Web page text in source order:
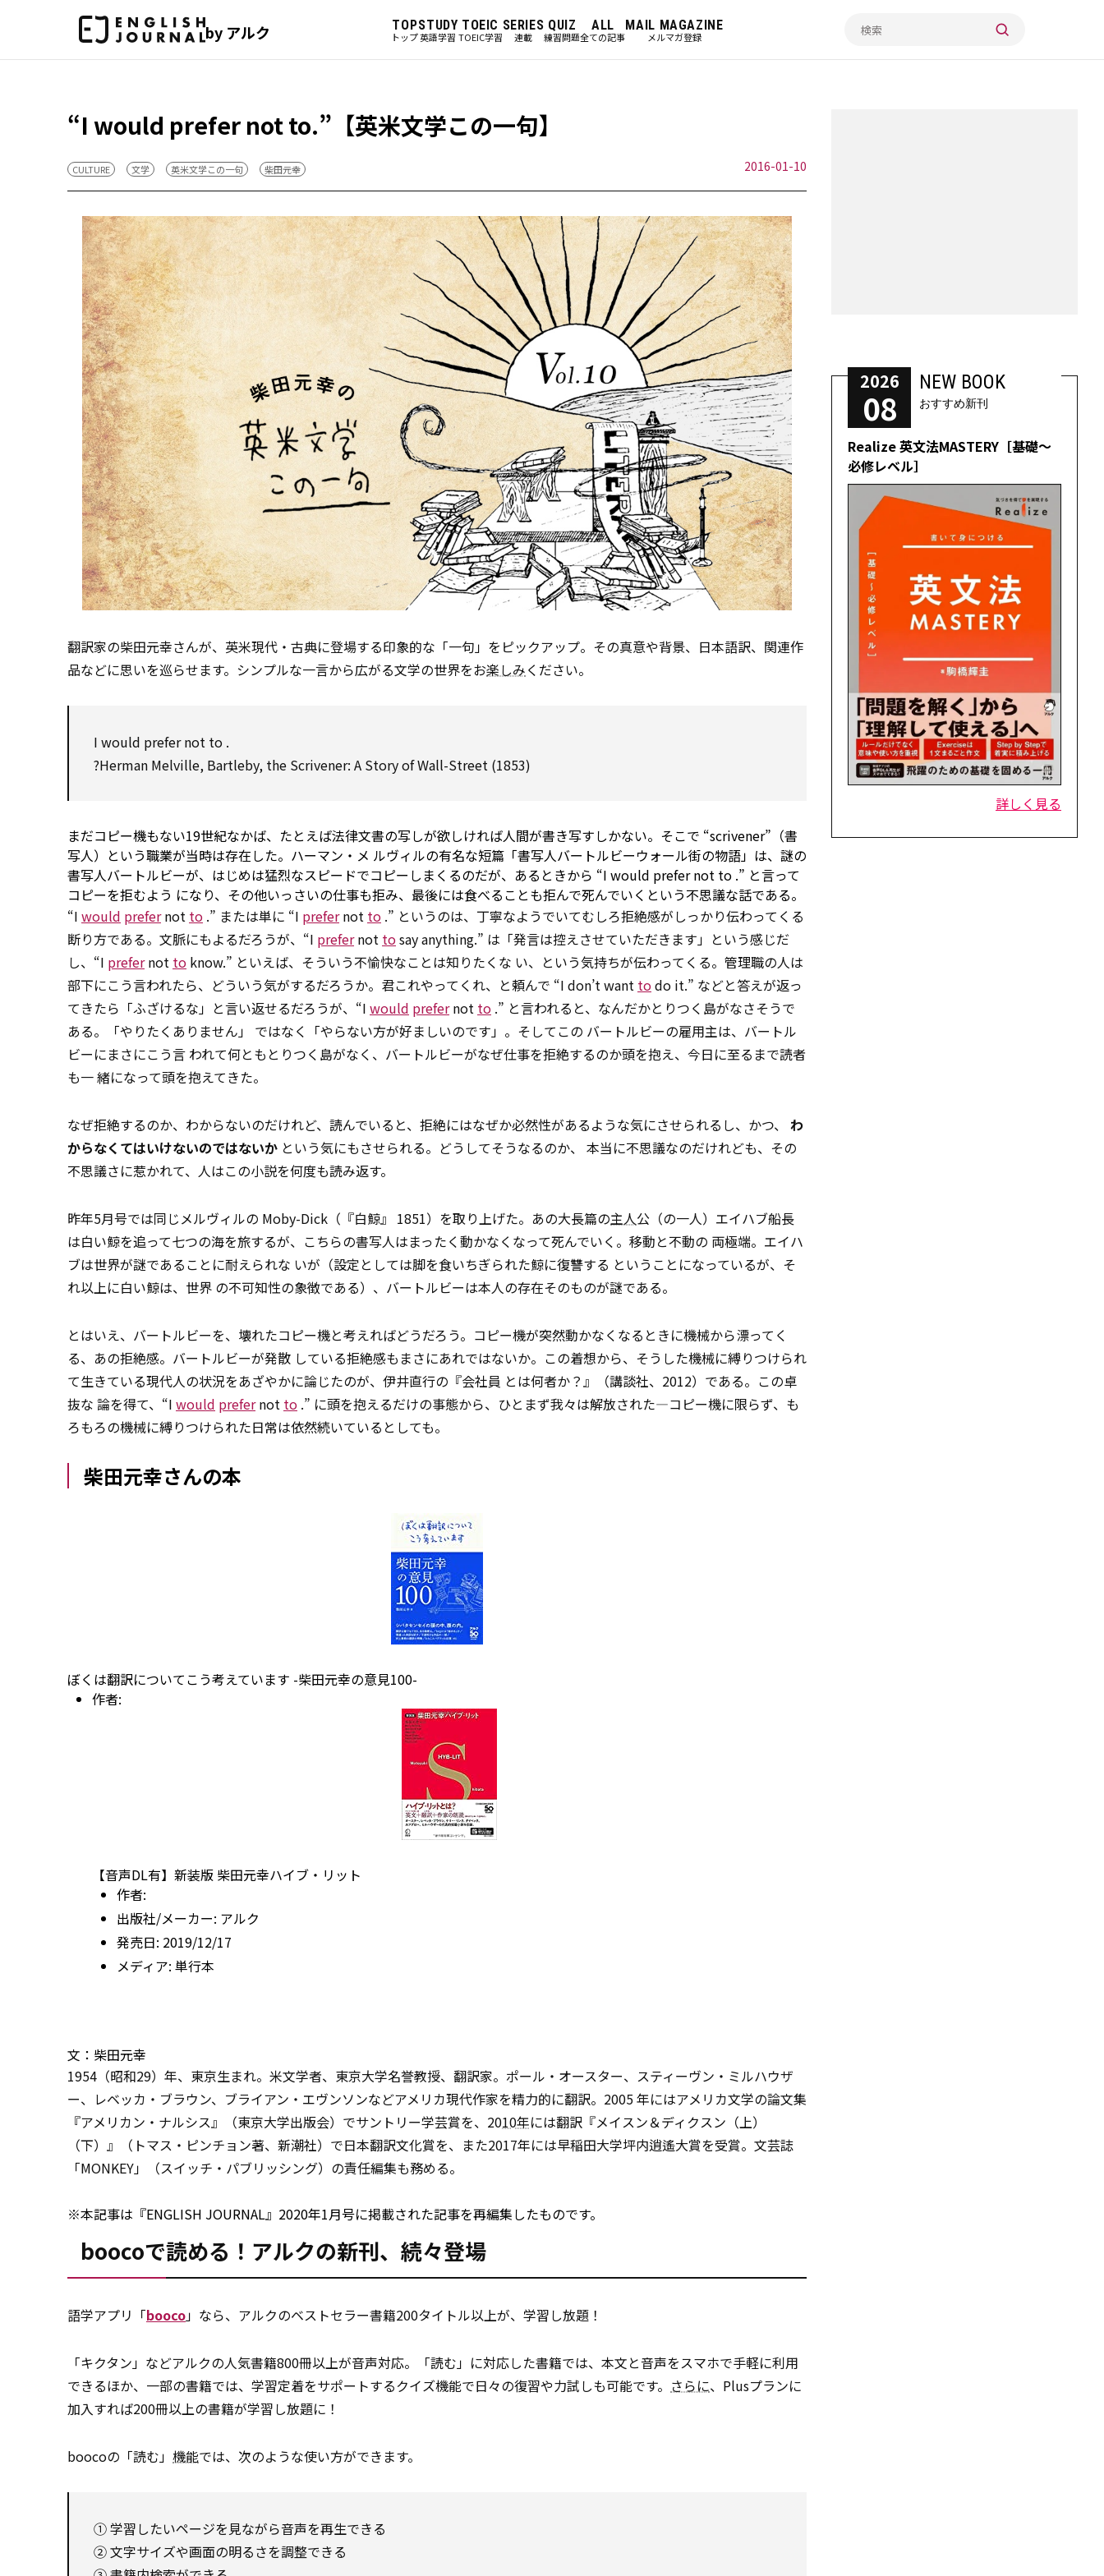
by アルク TOP
トップ
STUDY
英語学習
TOEIC
TOEIC学習
SERIES
連載
QUIZ
練習問題
ALL
全ての記事
MAIL MAGAZINE
メルマガ登録
“I would prefer not to.”【英米文学この一句】
CULTURE 文学 英米文学この一句 柴田元幸 2016-01-10
翻訳家の柴田元幸さんが、英米現代・古典に登場する印象的な「一句」をピックアップ。その真意や背景、日本語訳、関連作
品などに思いを巡らせます。シンプルな一言から広がる文学の世界をお楽しみください。
I would prefernot to .
?Herman Melville, Bartleby, the Scrivener: A Story of Wall-Street (1853)
まだコピー機もない19世紀なかば、たとえば法律文書の写しが欲しければ人間が書き写すしかない。そこで “scrivener”（書
写人）という職業が当時は存在した。ハーマン・メ ルヴィルの有名な短篇「書写人バートルビーウォール街の物語」は、謎の
書写人バートルビーが、はじめは猛烈なスピードでコピーしまくるのだが、あるときから “I would prefernot to .” と言って
コピーを拒むよう になり、その他いっさいの仕事も拒み、最後には食べることも拒んで死んでいくという不思議な話である。
“I would prefernot to .” または単に “I prefernot to .” というのは、丁寧なようでいてむしろ拒絶感がしっかり伝わってくる
断り方である。文脈にもよるだろうが、“I prefernot tosay anything.” は「発言は控えさせていただきます」という感じだ
し、“I prefernot to know.” といえば、そういう不愉快なことは知りたくな い、という気持ちが伝わってくる。管理職の人は
部下にこう言われたら、どういう気がするだろうか。君これやってくれ、と頼んで “I don’t want todo it.” などと答えが返っ
てきたら「ふざけるな」と言い返せるだろうが、“I would prefernot to .” と言われると、なんだかとりつく島がなさそうで
ある。「やりたくありません」 ではなく「やらない方が好ましいのです」。そしてこの バートルビーの雇用主は、バートル
ビーにまさにこう言 われて何ともとりつく島がなく、バートルビーがなぜ仕事を拒絶するのか頭を抱え、今日に至るまで読者
も一 緒になって頭を抱えてきた。
なぜ拒絶するのか、わからないのだけれど、読んでいると、拒絶にはなぜか必然性があるような気にさせられるし、かつ、 わ
からなくてはいけないのではないか という気にもさせられる。どうしてそうなるのか、 本当に不思議なのだけれども、その
不思議さに惹かれて、人はこの小説を何度も読み返す。
昨年5月号では同じメルヴィルの Moby-Dick（『白鯨』 1851）を取り上げた。あの大長篇の主人公（の一人）エイハブ船長
は白い鯨を追って七つの海を旅するが、こちらの書写人はまったく動かなくなって死んでいく。移動と不動の 両極端。エイハ
ブは世界が謎であることに耐えられな いが（設定としては脚を食いちぎられた鯨に復讐する ということになっているが、そ
れ以上に白い鯨は、世界 の不可知性の象徴である）、バートルビーは本人の存在そのものが謎である。
とはいえ、バートルビーを、壊れたコピー機と考えればどうだろう。コピー機が突然動かなくなるときに機械から漂ってく
る、あの拒絶感。バートルビーが発散 している拒絶感もまさにあれではないか。この着想から、そうした機械に縛りつけられ
て生きている現代人の状況をあざやかに論じたのが、伊井直行の『会社員 とは何者か？』（講談社、2012）である。この卓
抜な 論を得て、“I would prefernot to .” に頭を抱えるだけの事態から、ひとまず我々は解放された―コピー機に限らず、も
ろもろの機械に縛りつけられた日常は依然続いているとしても。
柴田元幸さんの本
ぼくは翻訳についてこう考えています -柴田元幸の意見100-
作者:
【音声DL有】新装版 柴田元幸ハイブ・リット
作者:
出版社/メーカー: アルク
発売日: 2019/12/17
メディア: 単行本
文：柴田元幸
1954（昭和29）年、東京生まれ。米文学者、東京大学名誉教授、翻訳家。ポール・オースター、スティーヴン・ミルハウザ
ー、レベッカ・ブラウン、ブライアン・エヴンソンなどアメリカ現代作家を精力的に翻訳。2005 年にはアメリカ文学の論文集
『アメリカン・ナルシス』（東京大学出版会）でサントリー学芸賞を、2010年には翻訳『メイスン＆ディクスン（上）
（下）』（トマス・ピンチョン著、新潮社）で日本翻訳文化賞を、また2017年には早稲田大学坪内逍遙大賞を受賞。文芸誌
「MONKEY」（スイッチ・パブリッシング）の責任編集も務める。
※本記事は『ENGLISH JOURNAL』2020年1月号に掲載された記事を再編集したものです。
boocoで読める！アルクの新刊、続々登場
語学アプリ「booco」なら、アルクのベストセラー書籍200タイトル以上が、学習し放題！
「キクタン」などアルクの人気書籍800冊以上が音声対応。「読む」に対応した書籍では、本文と音声をスマホで手軽に利用
できるほか、一部の書籍では、学習定着をサポートするクイズ機能で日々の復習や力試しも可能です。 さらに、Plusプランに
加入すれば200冊以上の書籍が学習し放題に！
boocoの「読む」 機能では、次のような使い方ができます。
① 学習したいページを見ながら音声を再生できる
② 文字サイズや画面の明るさを調整できる
2026
08
NEW BOOK
おすすめ新刊
Realize 英文法MASTERY［基礎～
必修レベル］
詳しく見る